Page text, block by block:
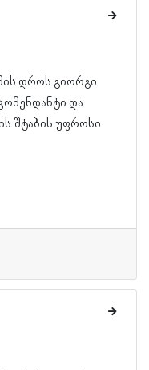
დროს გიორგი
და
შტაბის უფროსი